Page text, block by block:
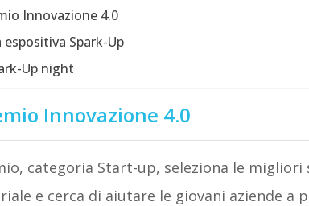
Innovazione 4.0
espositiva Spark-Up
Up night
Innovazione 4.0
categoria Start-up, seleziona le
e cerca di aiutare le giovani aziende a